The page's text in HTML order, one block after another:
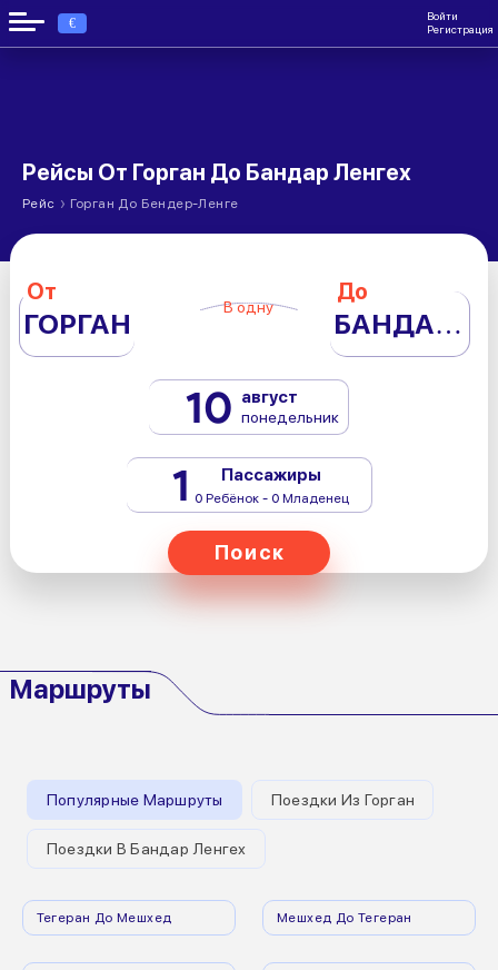
€
Войти
Регистрация
Рейсы От Горган До Бандар Ленгех
Рейс › Горган До Бендер-Ленге
От
ГОРГАН В одну
До
БАНДАР ЛЕНГЕХ
10 август
понедельник
1 Пассажиры
0 Ребёнок - 0 Младенец
Поиск
Маршруты
Популярные Маршруты Поездки Из Горган
Поездки В Бандар Ленгех
Тегеран До Мешхед Мешхед До Тегеран